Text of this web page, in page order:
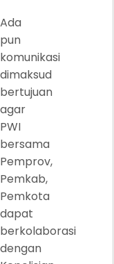
Ada
pun
komunikasi
dimaksud
bertujuan
agar
PWI
bersama
Pemprov,
Pemkab,
Pemkota
dapat
berkolaborasi
dengan